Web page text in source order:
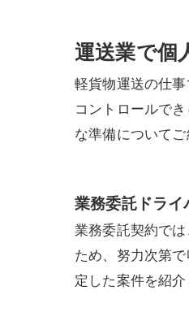
運送業で個
軽貨物運送の仕
コントロールで
な準備についてご
業務委託ドラ
業務委託契約で
ため、努力次第
定した案件を紹